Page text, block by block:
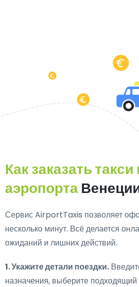
Как заказать такси
аэропорта
Сервис AirportTaxis позволяет
несколько минут. Всё делается
ожиданий и лишних действий.
1. Укажите детали поездки.
назначения, выберите подходящий